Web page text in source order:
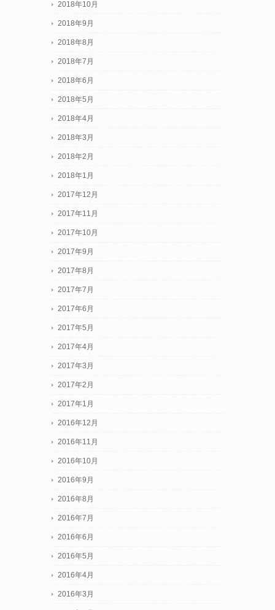
2018年10月
2018年9月
2018年8月
2018年7月
2018年6月
2018年5月
2018年4月
2018年3月
2018年2月
2018年1月
2017年12月
2017年11月
2017年10月
2017年9月
2017年8月
2017年7月
2017年6月
2017年5月
2017年4月
2017年3月
2017年2月
2017年1月
2016年12月
2016年11月
2016年10月
2016年9月
2016年8月
2016年7月
2016年6月
2016年5月
2016年4月
2016年3月